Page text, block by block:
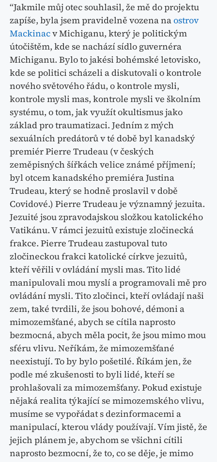
“Jakmile můj otec souhlasil, že mě do projektu
zapíše, byla jsem pravidelně vozena naostrov
Mackinacv Michiganu, který je politickým
útočištěm, kde se nachází sídlo guvernéra
Michiganu. Bylo to jakési bohémské letovisko,
kde se politici scházeli a diskutovali o kontrole
nového světového řádu, o kontrole mysli,
kontrole mysli mas, kontrole mysli ve školním
systému, o tom, jak využít okultismus jako
základ pro traumatizaci. Jedním z mých
sexuálních predátorů v té době byl kanadský
premiér Pierre Trudeau (v českých
zeměpisných šířkách velice známé příjmení;
byl otcem kanadského premiéra Justina
Trudeau, který se hodně proslavil v době
Covidové.) Pierre Trudeau je významný jezuita.
Jezuité jsou zpravodajskou složkou katolického
Vatikánu. V rámci jezuitů existuje zločinecká
frakce. Pierre Trudeau zastupoval tuto
zločineckou frakci katolické církve jezuitů,
kteří věřili v ovládání mysli mas. Tito lidé
manipulovali mou myslí a programovali mě pro
ovládání mysli. Tito zločinci, kteří ovládají naši
zem, také tvrdili, že jsou bohové, démoni a
mimozemšťané, abych se cítila naprosto
bezmocná, abych měla pocit, že jsou mimo mou
sféru vlivu. Neříkám, že mimozemšťané
neexistují. To by bylo pošetilé. Říkám jen, že
podle mé zkušenosti to byli lidé, kteří se
prohlašovali za mimozemšťany. Pokud existuje
nějaká realita týkající se mimozemského vlivu,
musíme se vypořádat s dezinformacemi a
manipulací, kterou vlády používají. Vím jistě, že
jejich plánem je, abychom se všichni cítili
naprosto bezmocní, že to, co se děje, je mimo